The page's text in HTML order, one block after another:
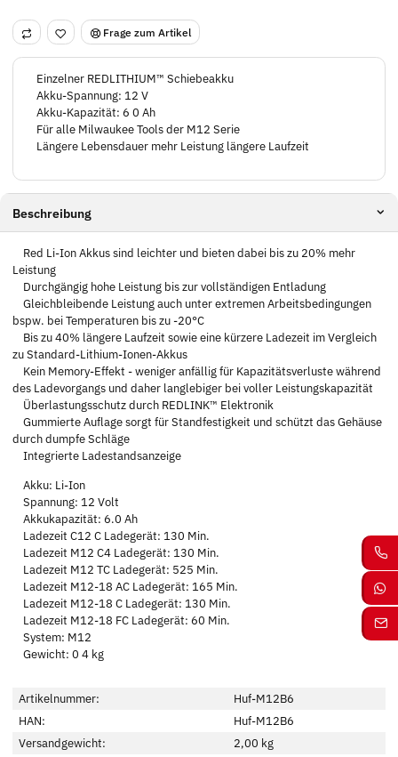
Frage zum Artikel
Einzelner REDLITHIUM™ Schiebeakku
Akku-Spannung: 12 V
Akku-Kapazität: 6 0 Ah
Für alle Milwaukee Tools der M12 Serie
Längere Lebensdauer mehr Leistung längere Laufzeit
Beschreibung
Red Li-Ion Akkus sind leichter und bieten dabei bis zu 20% mehr
Leistung
Durchgängig hohe Leistung bis zur vollständigen Entladung
Gleichbleibende Leistung auch unter extremen Arbeitsbedingungen
bspw. bei Temperaturen bis zu -20°C
Bis zu 40% längere Laufzeit sowie eine kürzere Ladezeit im Vergleich
zu Standard-Lithium-Ionen-Akkus
Kein Memory-Effekt - weniger anfällig für Kapazitätsverluste während
des Ladevorgangs und daher langlebiger bei voller Leistungskapazität
Überlastungsschutz durch REDLINK™ Elektronik
Gummierte Auflage sorgt für Standfestigkeit und schützt das Gehäuse
durch dumpfe Schläge
Integrierte Ladestandsanzeige
Akku: Li-Ion
Spannung: 12 Volt
Akkukapazität: 6.0 Ah
Ladezeit C12 C Ladegerät: 130 Min.
Ladezeit M12 C4 Ladegerät: 130 Min.
Ladezeit M12 TC Ladegerät: 525 Min.
Ladezeit M12-18 AC Ladegerät: 165 Min.
Ladezeit M12-18 C Ladegerät: 130 Min.
Ladezeit M12-18 FC Ladegerät: 60 Min.
System: M12
Gewicht: 0 4 kg
Artikelnummer:
Huf-M12B6
HAN:
Huf-M12B6
Versandgewicht:
2,00 kg